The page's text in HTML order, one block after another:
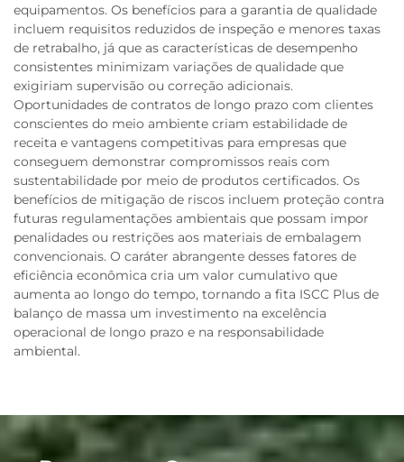
equipamentos. Os benefícios para a garantia de qualidade
incluem requisitos reduzidos de inspeção e menores taxas
de retrabalho, já que as características de desempenho
consistentes minimizam variações de qualidade que
exigiriam supervisão ou correção adicionais.
Oportunidades de contratos de longo prazo com clientes
conscientes do meio ambiente criam estabilidade de
receita e vantagens competitivas para empresas que
conseguem demonstrar compromissos reais com
sustentabilidade por meio de produtos certificados. Os
benefícios de mitigação de riscos incluem proteção contra
futuras regulamentações ambientais que possam impor
penalidades ou restrições aos materiais de embalagem
convencionais. O caráter abrangente desses fatores de
eficiência econômica cria um valor cumulativo que
aumenta ao longo do tempo, tornando a fita ISCC Plus de
balanço de massa um investimento na excelência
operacional de longo prazo e na responsabilidade
ambiental.